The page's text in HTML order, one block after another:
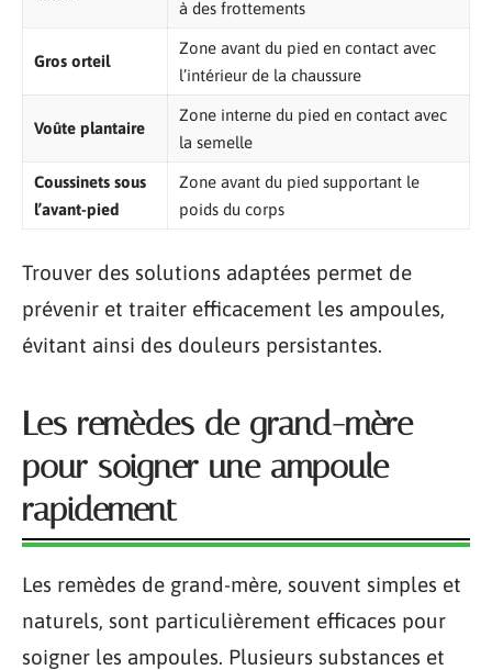
à des frottements
Gros orteil
Zone avant du pied en contact avec
l’intérieur de la chaussure
Voûte plantaire
Zone interne du pied en contact avec
la semelle
Coussinets sous
l’avant-pied
Zone avant du pied supportant le
poids du corps
Trouver des solutions adaptées permet de
prévenir et traiter efficacement les ampoules,
évitant ainsi des douleurs persistantes.
Les remèdes de grand-mère
pour soigner une ampoule
rapidement
Les remèdes de grand-mère, souvent simples et
naturels, sont particulièrement efficaces pour
soigner les ampoules. Plusieurs substances et